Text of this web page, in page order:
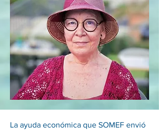
La ayuda económica que SOMEF envió